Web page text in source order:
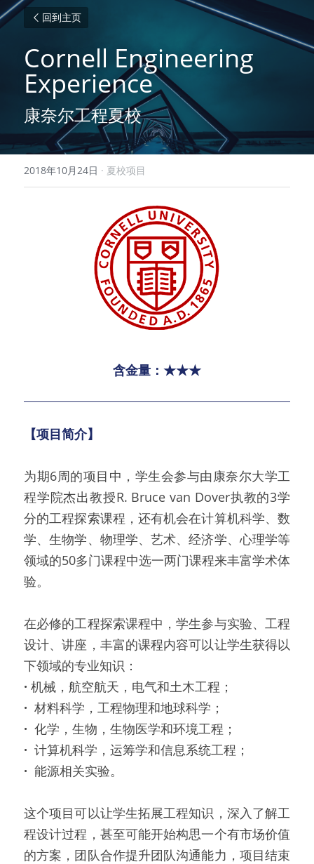
回到主页
Cornell Engineering
Experience
康奈尔工程夏校
2018年10月24日 · 夏校项目
含金量：★★★
【项目简介】
为期6周的项目中，学生会参与由康奈尔大学工
程学院杰出教授R. Bruce van Dover执教的3学
分的工程探索课程，还有机会在计算机科学、数
学、生物学、物理学、艺术、经济学、心理学等
领域的50多门课程中选一两门课程来丰富学术体
验。
在必修的工程探索课程中，学生参与实验、工程
设计、讲座，丰富的课程内容可以让学生获得以
下领域的专业知识：
· 机械，航空航天，电气和土木工程；
· 材料科学，工程物理和地球科学；
· 化学，生物，生物医学和环境工程；
· 计算机科学，运筹学和信息系统工程；
· 能源相关实验。
这个项目可以让学生拓展工程知识，深入了解工
程设计过程，甚至可能开始构思一个有市场价值
的方案，团队合作提升团队沟通能力，项目结束